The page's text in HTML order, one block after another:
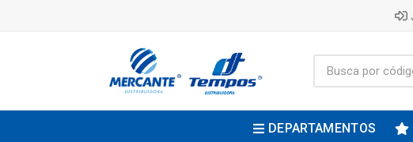
DEPARTAMENTOS